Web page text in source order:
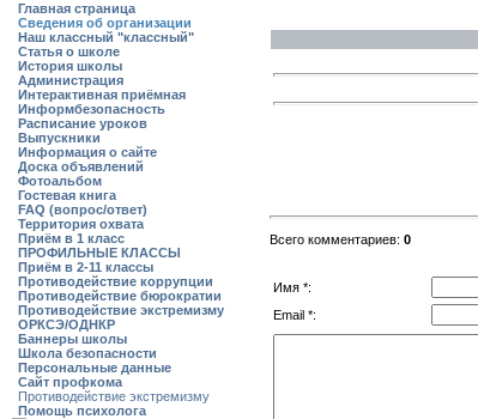
Главная страница
Сведения об организации
Наш классный "классный"
Статья о школе
История школы
Администрация
Интерактивная приёмная
Информбезопасность
Расписание уроков
Выпускники
Информация о сайте
Доска объявлений
Фотоальбом
Гостевая книга
FAQ (вопрос/ответ)
Территория охвата
Приём в 1 класс
ПРОФИЛЬНЫЕ КЛАССЫ
Приём в 2-11 классы
Противодействие коррупции
Противодействие бюрократии
Противодействие экстремизму
ОРКСЭ/ОДНКР
Баннеры школы
Школа безопасности
Персональные данные
Сайт профкома
Противодействие экстремизму
Помощь психолога
Всего комментариев: 0
Имя *:
Email *: